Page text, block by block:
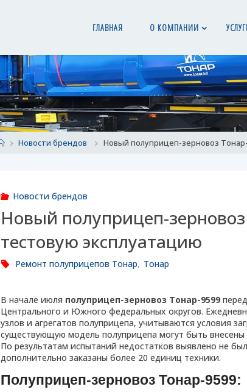
ГЛАВНАЯ О КОМПАНИИ
HomeНовости брендов Новый полуприцеп-зерновоз
Новости брендов
Новый полуприцеп-
тестовую эксплуатацию
Ремонт полуприцепов Тонар, Тонар
В начале июля полуприцеп-зерновоз Тонар-9599
Центрального и Южного федеральных округов.
узлов и агрегатов полуприцепа, учитываются условия
существующую модель полуприцепа могут быть
По результатам испытаний недостатков выявлено не
дополнительно заказаны более 20 единиц техники.
Полуприцеп-зерновоз Тонар-9599: